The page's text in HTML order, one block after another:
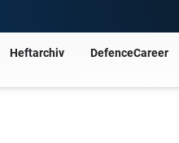
Heftarchiv DefenceCareer